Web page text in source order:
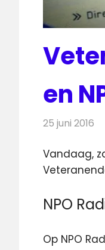
en
25 juni 2016
Vandaag,
NPO
Op NPO